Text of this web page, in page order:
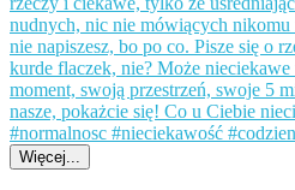
Więcej...